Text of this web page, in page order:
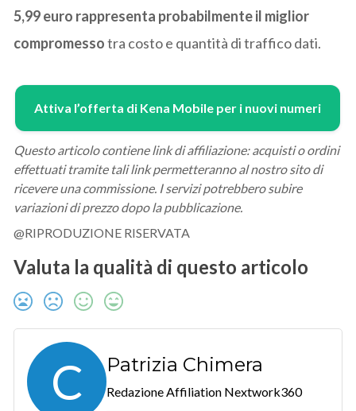
5,99 euro rappresenta probabilmente il miglior
compromessotra costo e quantità di traffico dati.
Attiva l’offerta di Kena Mobile per i nuovi numeri
Questo articolo contiene link di affiliazione: acquisti o ordini
effettuati tramite tali link permetteranno al nostro sito di
ricevere una commissione. I servizi potrebbero subire
variazioni di prezzo dopo la pubblicazione.
@RIPRODUZIONE RISERVATA
Valuta la qualità di questo articolo
C Patrizia Chimera
Redazione Affiliation Nextwork360